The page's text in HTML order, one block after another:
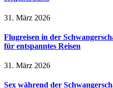
31. März 2026
Flugreisen in der
für entspanntes Reisen
31. März 2026
Sex während der